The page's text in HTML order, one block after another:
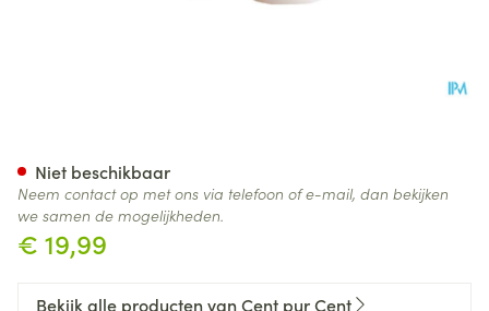
€ 19,99
Niet beschikbaar
Neem contact op met ons via telefoon of e-mail, dan bekijken
we samen de mogelijkheden.
Bekijk alle producten van Cent pur Cent